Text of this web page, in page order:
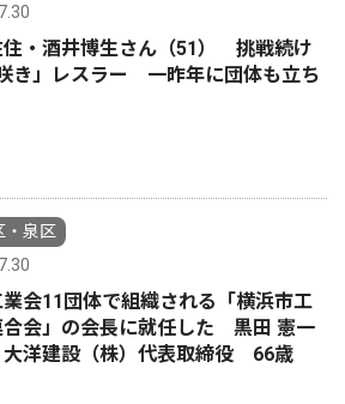
住・酒井博生さん（51） 挑戦続け
き」レスラー 一昨年に団体も立ち
・泉区
会11団体で組織される「横浜市工
合会」の会長に就任した 黒田 憲一
洋建設（株）代表取締役 66歳